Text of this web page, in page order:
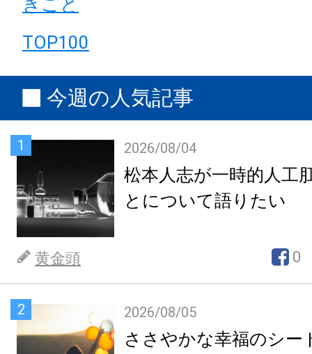
きこと
TOP100
今週の人気記事
1 2026/08/04
松本人志が一時的人工
とについて語りたい
黄金頭 0
2 2026/08/05
ささやかな幸福のシー